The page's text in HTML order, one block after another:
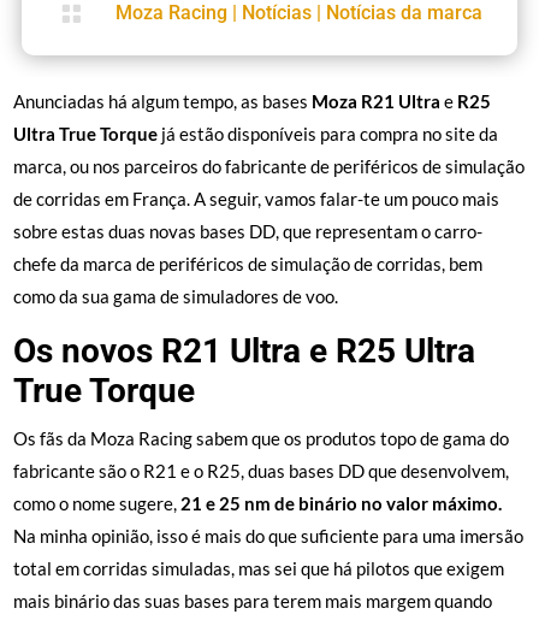
 Moza Racing | Notícias | Notícias da marca
Anunciadas há algum tempo, as bases Moza R21 Ultra e R25
Ultra True Torque já estão disponíveis para compra no site da
marca, ou nos parceiros do fabricante de periféricos de simulação
de corridas em França. A seguir, vamos falar-te um pouco mais
sobre estas duas novas bases DD, que representam o carro-
chefe da marca de periféricos de simulação de corridas, bem
como da sua gama de simuladores de voo.
Os novos R21 Ultra e R25 Ultra
True Torque
Os fãs da Moza Racing sabem que os produtos topo de gama do
fabricante são o R21 e o R25, duas bases DD que desenvolvem,
como o nome sugere, 21 e 25 nm de binário no valor máximo.
Na minha opinião, isso é mais do que suficiente para uma imersão
total em corridas simuladas, mas sei que há pilotos que exigem
mais binário das suas bases para terem mais margem quando